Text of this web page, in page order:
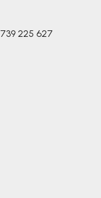
739 225 627